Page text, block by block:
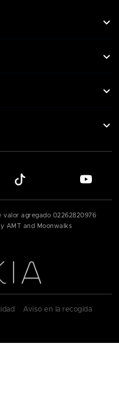
valor agregado 02262820976
AMT and Moonwalks
Aviso en la recogida